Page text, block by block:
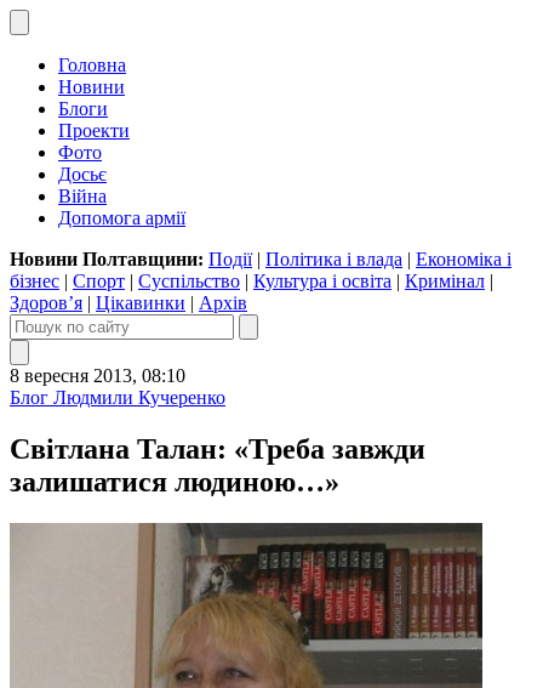
Головна
Новини
Блоги
Проекти
Фото
Досьє
Війна
Допомога армії
Новини Полтавщини: Події| Політика і влада | Економіка і
бізнес | Спорт | Суспільство | Культура і освіта | Кримінал |
Здоров’я | Цікавинки | Архів
8 вересня 2013, 08:10
Блог Людмили Кучеренко
Світлана Талан: «Треба завжди
залишатися людиною…»